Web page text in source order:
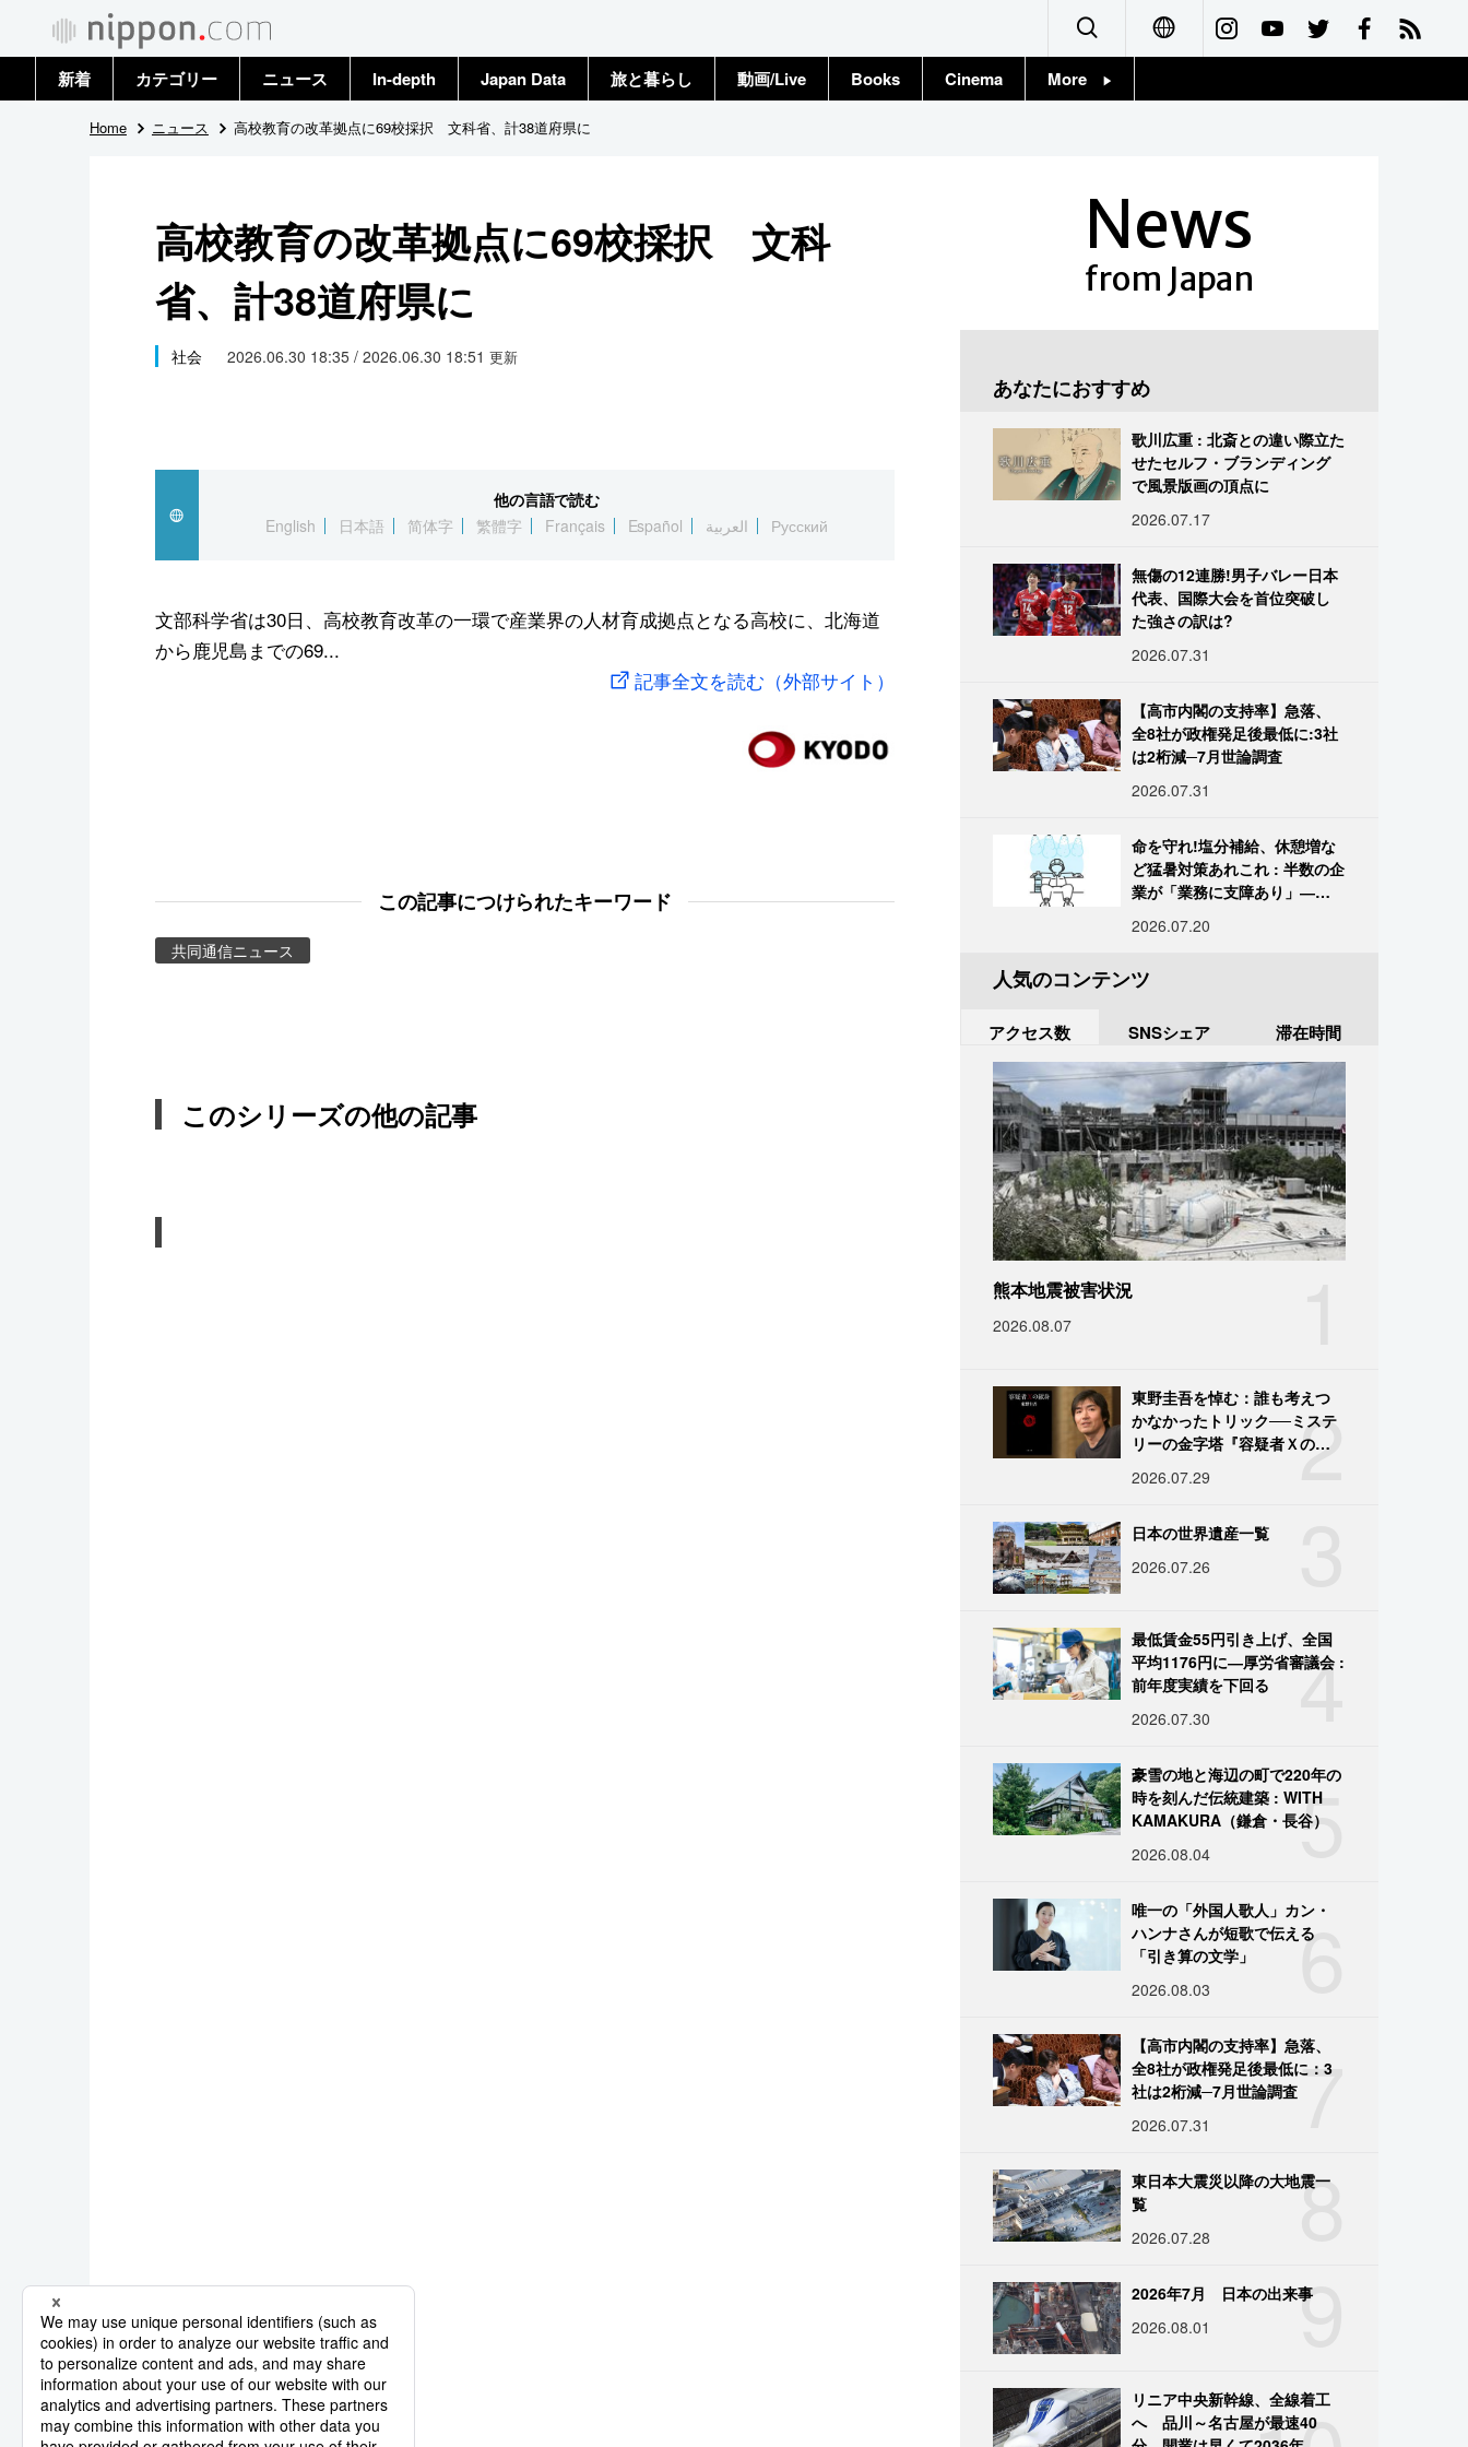
Français
新着 カテゴリー
政治・外交
国際
社会
文化
スポーツ・東京2020
ニュース
トップ
In-depth Japan Data 旅と暮らし 動画/Live Books Cinema More
Home ニュース 高校教育の改革拠点に69校採択 文科省、計38道府県に
高校教育の改革拠点に69校採択 文科
省、計38道府県に
社会 2026.06.30 18:35 / 2026.06.30 18:51 更新
他の言語で読む
English
日本語 简体字 繁體字 Français Español العربية Русский
文部科学省は30日、高校教育改革の一環で産業界の人材育成拠点となる高校に、北海道
から鹿児島までの69...
記事全文を読む（外部サイト）
この記事につけられたキーワード
共同通信ニュース
このシリーズの他の記事
News
from Japan
あなたにおすすめ
歌川広重 : 北斎との違い際立た
せたセルフ・ブランディング
で風景版画の頂点に
2026.07.17
無傷の12連勝!男子バレー日本
代表、国際大会を首位突破し
た強さの訳は?
2026.07.31
【高市内閣の支持率】急落、
全8社が政権発足後最低に:3社
は2桁減─7月世論調査
2026.07.31
命を守れ!塩分補給、休憩増な
ど猛暑対策あれこれ : 半数の企
業が「業務に支障あり」―帝
2026.07.20
人気のコンテンツ
アクセス数 SNSシェア 滞在時間
熊本地震被害状況
2026.08.07
2
東野圭吾を悼む：誰も考えつ
かなかったトリック──ミステ
リーの金字塔『容疑者Ｘの献
2026.07.29
日本の世界遺産一覧
2026.07.26
4
最低賃金55円引き上げ、全国
平均1176円に―厚労省審議会 :
前年度実績を下回る
2026.07.30
5
豪雪の地と海辺の町で220年の
時を刻んだ伝統建築 : WITH
KAMAKURA（鎌倉・長谷）
2026.08.04
6
唯一の「外国人歌人」カン・
ハンナさんが短歌で伝える
「引き算の文学」
2026.08.03
7
【高市内閣の支持率】急落、
全8社が政権発足後最低に：3
社は2桁減─7月世論調査
2026.07.31
8
東日本大震災以降の大地震一
覧
2026.07.28
9
2026年7月 日本の出来事
2026.08.01
リニア中央新幹線、全線着工
へ 品川～名古屋が最速40